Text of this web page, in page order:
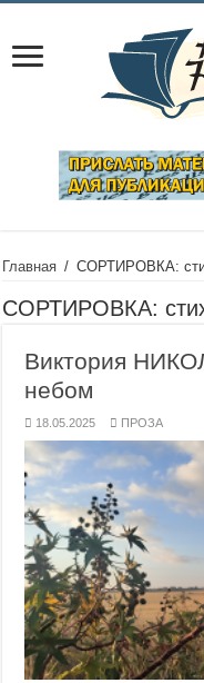
Главная / СОРТИРОВКА:
СОРТИРОВКА:
Виктория
небом
18.05.2025 ПРОЗА